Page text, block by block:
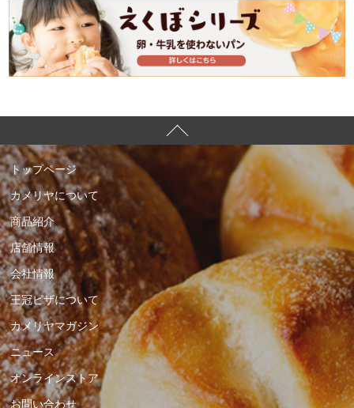
トップページ
カメリヤについて
商品紹介
店舗情報
会社情報
王冠ピザについて
カメリヤマガジン
ニュース
オンラインストア
お問い合わせ